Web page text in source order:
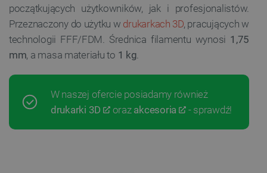
początkujących użytkowników, jak i profesjonalistów.
Przeznaczony do użytku w drukarkach 3D, pracujących w
technologii FFF/FDM. Średnica filamentu wynosi 1,75
mm, a masa materiału to 1 kg.
W naszej ofercie posiadamy również
drukarki 3D
oraz akcesoria - sprawdź!